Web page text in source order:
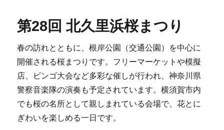
第28回 北久里浜桜まつり
春の訪れとともに、根岸公園（交通公園）を中心に
開催される桜まつりです。フリーマーケットや模擬
店、ビンゴ大会など多彩な催しが行われ、神奈川県
警察音楽隊の演奏も予定されています。横須賀市内
でも桜の名所として親しまれている会場で、花とに
ぎわいを楽しめる一日です。